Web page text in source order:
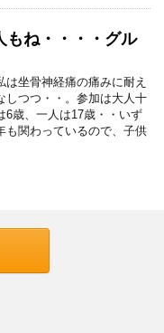
もね・・・・グル
坐骨神経痛の痛みに耐え
しつつ・・。参加は大人十
6歳、一人は17歳・・いず
も関わっているので、子供